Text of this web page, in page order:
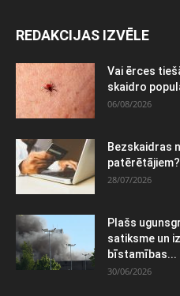
REDAKCIJAS IZVĒLE
Vai ērces
skaidro
06/08/2026
Bezskaidras
patērētājiem?
28/07/2026
Plašs
satiksme un
bīstamības...
30/06/2026